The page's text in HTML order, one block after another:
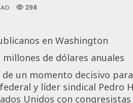
298
en Washington
de dólares anuales
un momento decisivo
y líder sindical Pedro
Unidos con